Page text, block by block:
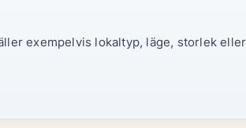
exempelvis lokaltyp, läge, storlek